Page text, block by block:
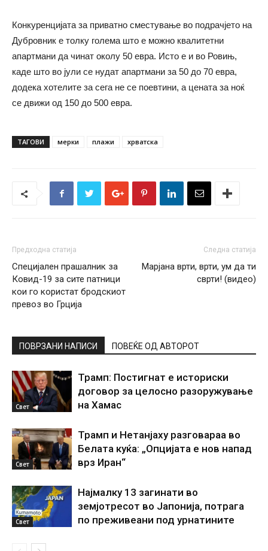
Конкуренцијата за приватно сместување во подрачјето на
Дубровник е толку голема што е можно квалитетни
апартмани да чинат околу 50 евра. Исто е и во Ровињ,
каде што во јули се нудат апартмани за 50 до 70 евра,
додека хотелите за сега не се поевтини, а цената за ноќ
се движи од 150 до 500 евра.
ТАГОВИ мерки плажи хрватска
Предходна статија
Специјален прашалник за
Ковид-19 за сите патници
кои го користат бродскиот
превоз во Грција
Следна статија
Марјана врти, врти, ум да ти
сврти! (видео)
ПОВРЗАНИ НАПИСИ ПОВЕЌЕ ОД АВТОРОТ
Свет
Трамп: Постигнат е историски
договор за целосно разоружување
на Хамас
Свет
Трамп и Нетанјаху разговараа во
Белата куќа: „Опцијата е нов напад
врз Иран“
Свет
Најмалку 13 загинати во
земјотресот во Јапонија, потрага
по преживеани под урнатините